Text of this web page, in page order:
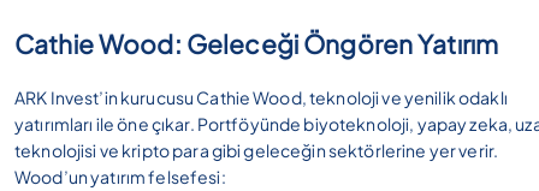
Cathie Wood: Geleceği Öngören Yatırım
ARK Invest’in kurucusu Cathie Wood, teknoloji ve yenilik odaklı
yatırımları ile öne çıkar. Portföyünde biyoteknoloji, yapay zeka,
teknolojisi ve kripto para gibi geleceğin sektörlerine yer verir.
Wood’un yatırım felsefesi: